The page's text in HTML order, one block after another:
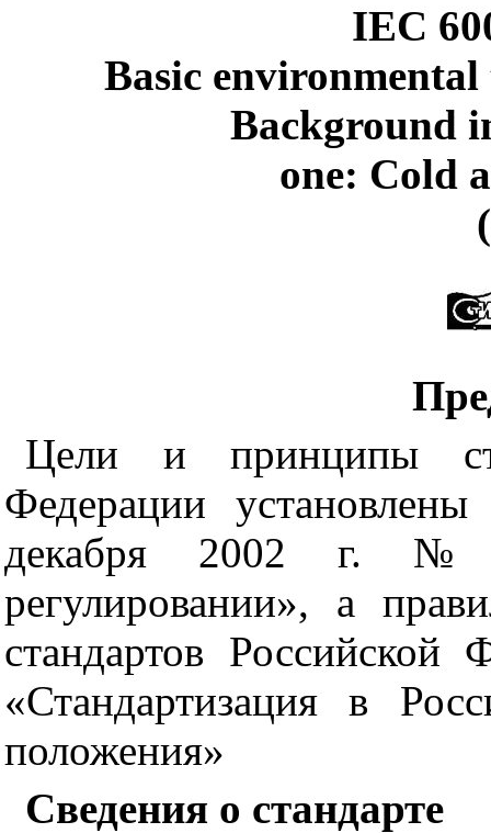
IEC
Basic
Background
one: Cold
Цели и принципы
Федерации
декабря 2002
регулировании», а
стандартов
«Стандартизация в
положения»
Сведения о стандарте